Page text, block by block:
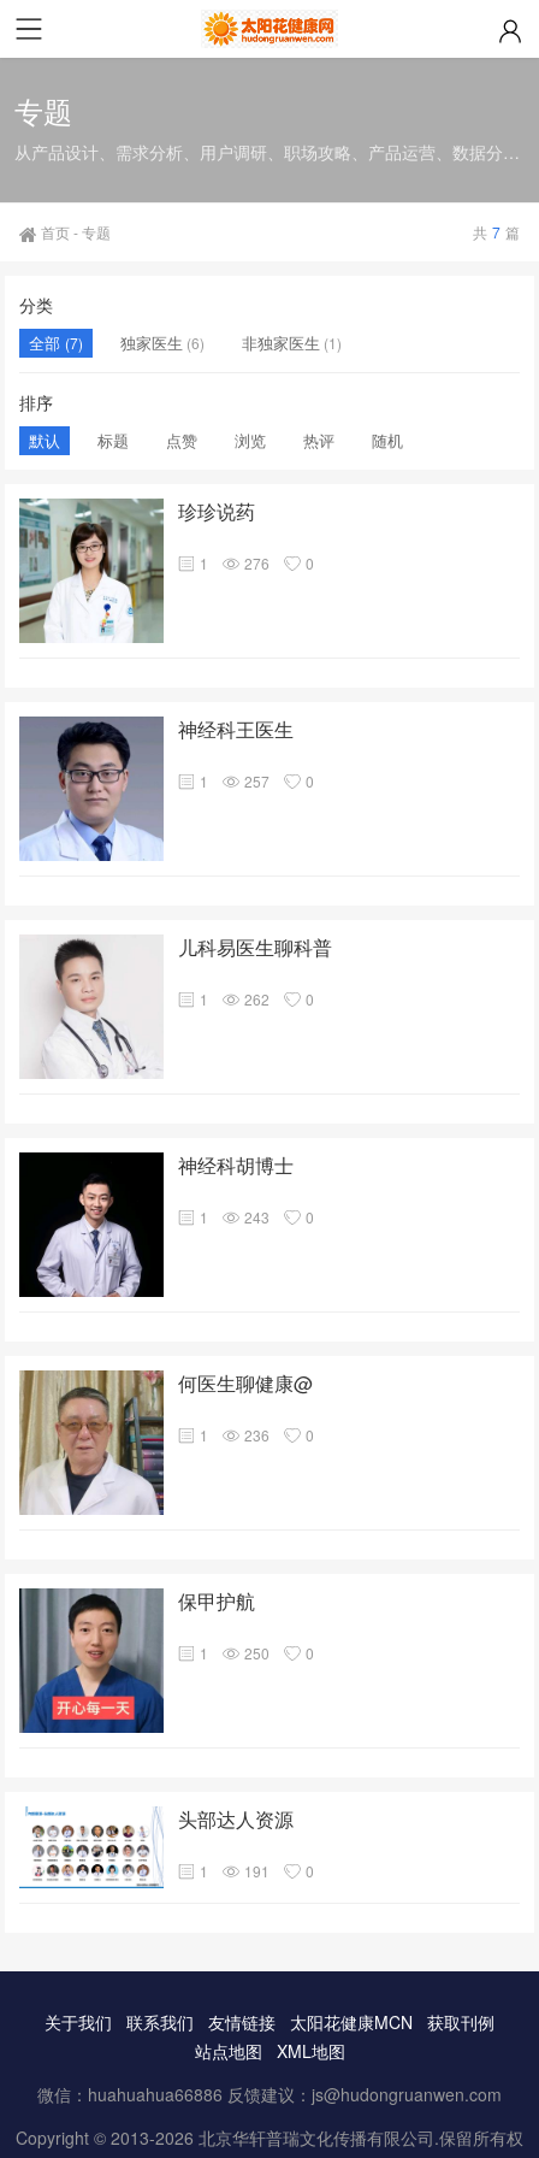
专题
从产品设计、需求分析、用户调研、职场攻略、产品运营、数据分析、市场分析、沟通技巧、项目管理、学习书单10个维度为你打造学习天地。
首页-专题 共 7 篇
分类
全部 (7) 独家医生 (6) 非独家医生 (1)
排序
默认 标题 点赞 浏览 热评 随机
珍珍说药
1 276 0
神经科王医生
1 257 0
儿科易医生聊科普
1 262 0
神经科胡博士
1 243 0
何医生聊健康@
1 236 0
保甲护航
1 250 0
头部达人资源
1 191 0
关于我们 联系我们 友情链接 太阳花健康MCN
获取刊例
站点地图
XML地图
微信：huahuahua66886 反馈建议：js@hudongruanwen.com
Copyright © 2013-2026 北京华轩普瑞文化传播有限公司.保留所有权